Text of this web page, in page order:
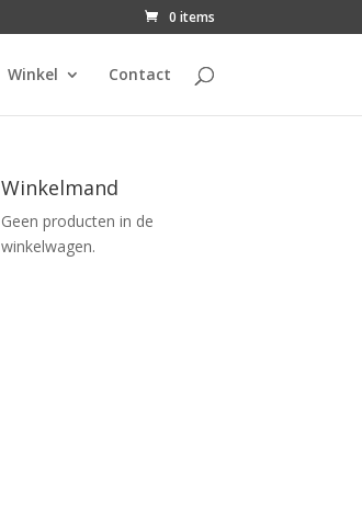
0 items
Winkel Contact
Winkelmand
Geen producten in de
winkelwagen.